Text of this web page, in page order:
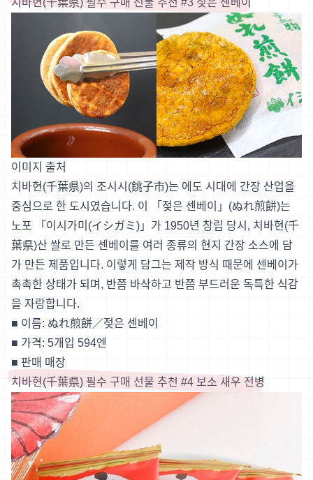
치바현(千葉県) 필수 구매 선물 추천 #3 젖은 센베이
이미지 출처
치바현(千葉県)의 조시시(銚子市)는 에도 시대에 간장 산업을
중심으로 한 도시였습니다. 이 「젖은 센베이」(ぬれ煎餅)는
노포 「이시가미(イシガミ)」가 1950년 창립 당시, 치바현(千
葉県)산 쌀로 만든 센베이를 여러 종류의 현지 간장 소스에 담
가 만든 제품입니다. 이렇게 담그는 제작 방식 때문에 센베이가
촉촉한 상태가 되며, 반쯤 바삭하고 반쯤 부드러운 독특한 식감
을 자랑합니다.
■ 이름: ぬれ煎餅／젖은 센베이
■ 가격: 5개입 594엔
■ 판매 매장
치바현(千葉県) 필수 구매 선물 추천 #4 보소 새우 전병